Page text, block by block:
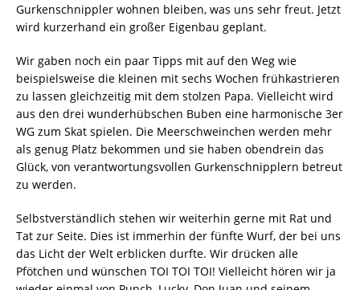
Gurkenschnippler wohnen bleiben, was uns sehr freut. Jetzt
wird kurzerhand ein großer Eigenbau geplant.
Wir gaben noch ein paar Tipps mit auf den Weg wie
beispielsweise die kleinen mit sechs Wochen frühkastrieren
zu lassen gleichzeitig mit dem stolzen Papa. Vielleicht wird
aus den drei wunderhübschen Buben eine harmonische 3er
WG zum Skat spielen. Die Meerschweinchen werden mehr
als genug Platz bekommen und sie haben obendrein das
Glück, von verantwortungsvollen Gurkenschnipplern betreut
zu werden.
Selbstverständlich stehen wir weiterhin gerne mit Rat und
Tat zur Seite. Dies ist immerhin der fünfte Wurf, der bei uns
das Licht der Welt erblicken durfte. Wir drücken alle
Pfötchen und wünschen TOI TOI TOI! Vielleicht hören wir ja